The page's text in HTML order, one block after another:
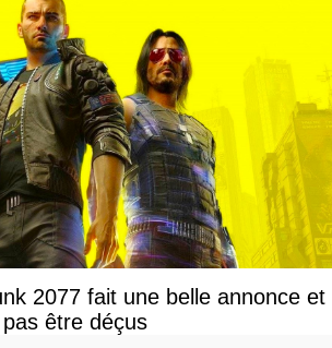
2077 fait une belle annonce et
être déçus